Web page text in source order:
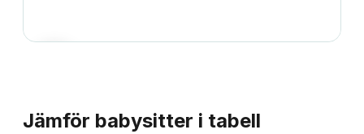
Jämför babysitter i tabell